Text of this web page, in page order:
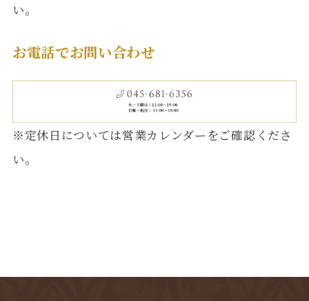
い。
お電話でお問い合わせ
※定休日については営業カレンダーをご確認くださ
い。